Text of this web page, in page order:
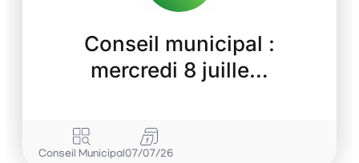
Conseil municipal :
mercredi 8 juille…
Conseil Municipal07/07/26